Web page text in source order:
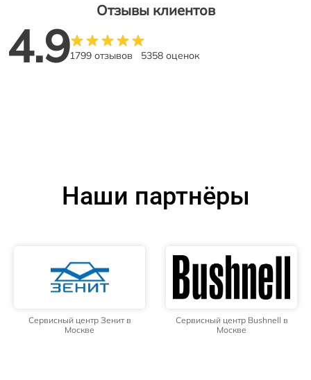
Отзывы клиентов
4.91799 отзывов 5358 оценок
Наши партнёры
Сервисный центр Зенит в
Москве
Сервисный центр Bushnell в
Москве